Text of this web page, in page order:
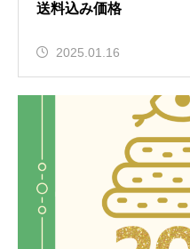
送料込み価格
2025.01.16